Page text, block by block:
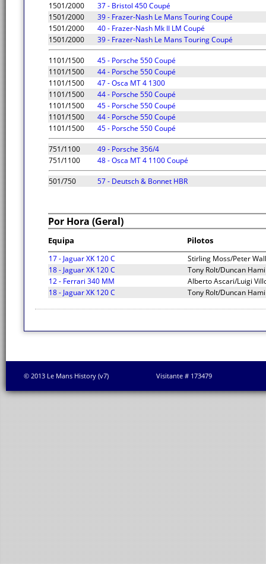
1501/2000
37 - Bristol 450 Coupé
1501/2000
39 - Frazer-Nash Le Mans Touring Coupé
1501/2000
40 - Frazer-Nash Mk II LM Coupé
1501/2000
39 - Frazer-Nash Le Mans Touring Coupé
1101/1500
45 - Porsche 550 Coupé
1101/1500
44 - Porsche 550 Coupé
1101/1500
47 - Osca MT 4 1300
1101/1500
44 - Porsche 550 Coupé
1101/1500
45 - Porsche 550 Coupé
1101/1500
44 - Porsche 550 Coupé
1101/1500
45 - Porsche 550 Coupé
751/1100
49 - Porsche 356/4
751/1100
48 - Osca MT 4 1100 Coupé
501/750 57 - Deutsch & Bonnet HBR
Por Hora (Geral)
Equipa Pilotos
17 - Jaguar XK 120 C
Stirling Moss/Peter
18 - Jaguar XK 120 C
Tony Rolt/Duncan
12 - Ferrari 340 MM
Alberto Ascari/Luigi
18 - Jaguar XK 120 C
Tony Rolt/Duncan
© 2013 Le Mans History (v7) Visitante # 173479